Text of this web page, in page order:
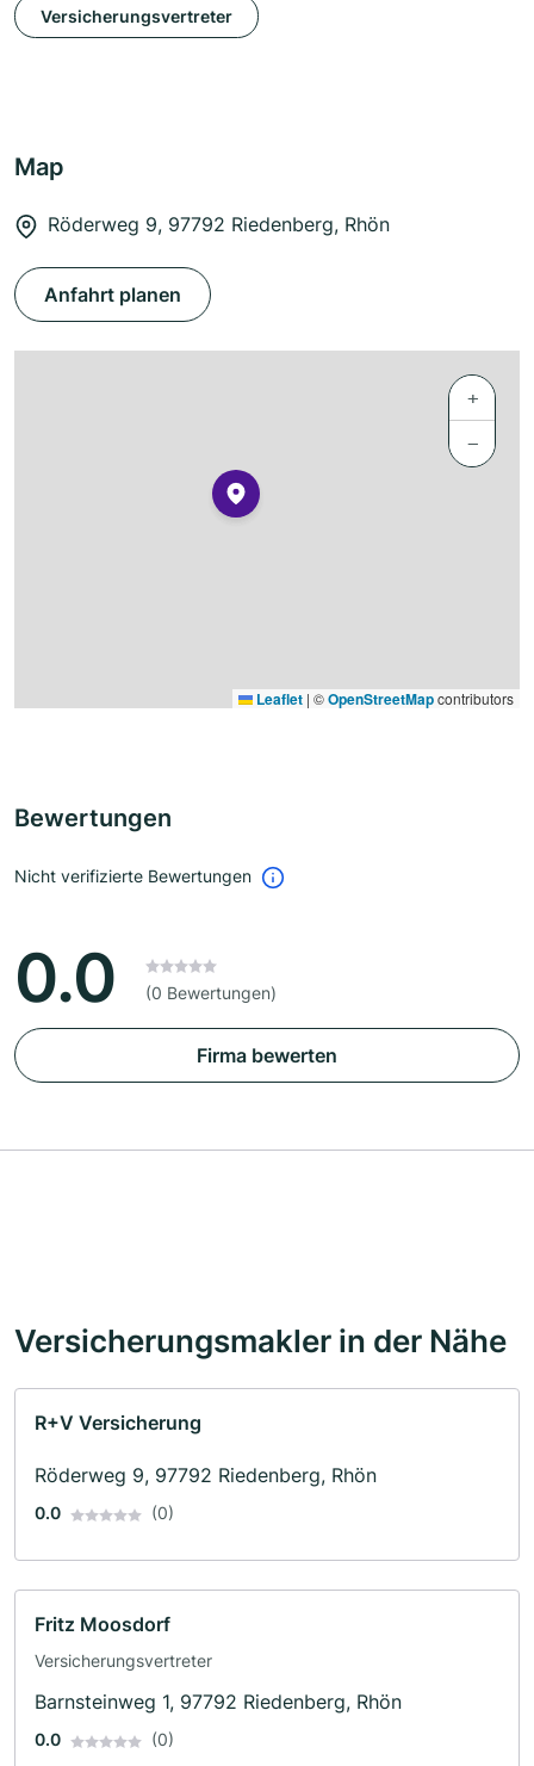
Versicherungsvertreter
Map
Röderweg 9, 97792 Riedenberg, Rhön
Anfahrt planen
+
−
Leaflet | ©OpenStreetMapcontributors
Bewertungen
Nicht verifizierte Bewertungen
0.0 (0 Bewertungen)
Firma bewerten
Versicherungsmakler in der Nähe
R+V Versicherung
Röderweg 9, 97792 Riedenberg, Rhön
0.0 (0)
Fritz Moosdorf
Versicherungsvertreter
Barnsteinweg 1, 97792 Riedenberg, Rhön
0.0 (0)